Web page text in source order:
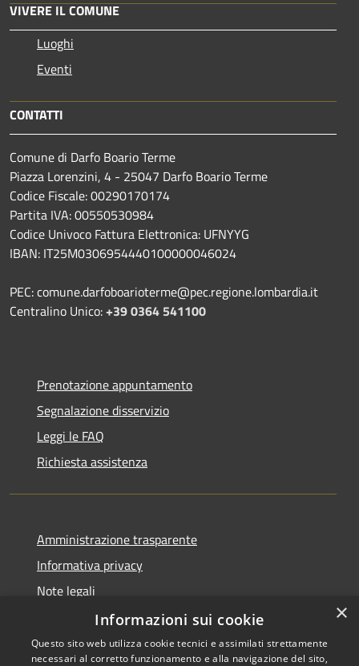
VIVERE IL COMUNE
Luoghi
Eventi
CONTATTI
Comune di Darfo Boario Terme
Piazza Lorenzini, 4 - 25047 Darfo Boario Terme
Codice Fiscale: 00290170174
Partita IVA: 00550530984
Codice Univoco Fattura Elettronica: UFNYYG
IBAN: IT25M0306954440100000046024
PEC: comune.darfoboarioterme@pec.regione.lombardia.it
Centralino Unico:+39 0364 541100
Prenotazione appuntamento
Segnalazione disservizio
Leggi le FAQ
Richiesta assistenza
Amministrazione trasparente
Informativa privacy
Note legali
Dichiarazione di accessibilità
×
Informazioni sui cookie
Questo sito web utilizza cookie tecnici e assimilati strettamente
necessari al corretto funzionamento e alla navigazione del sito,